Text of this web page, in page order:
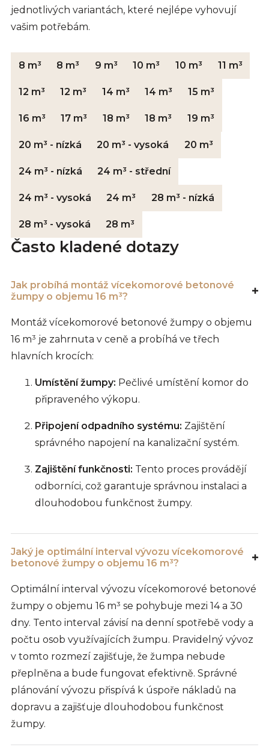
jednotlivých variantách, které nejlépe vyhovují
vašim potřebám.
8 m³ 8 m³ 9 m³ 10 m³ 10 m³ 11 m³
12 m³ 12 m³ 14 m³ 14 m³ 15 m³
16 m³ 17 m³ 18 m³ 18 m³ 19 m³
20 m³ - nízká 20 m³ - vysoká 20 m³
24 m³ - nízká 24 m³ - střední
24 m³ - vysoká 24 m³ 28 m³ - nízká
28 m³ - vysoká 28 m³
Často kladené dotazy
Jak probíhá montáž vícekomorové betonové
žumpy o objemu 16 m³?
Montáž vícekomorové betonové žumpy o objemu
16 m³ je zahrnuta v ceně a probíhá ve třech
hlavních krocích:
Umístění žumpy: Pečlivé umístění komor do
připraveného výkopu.
Připojení odpadního systému: Zajištění
správného napojení na kanalizační systém.
Zajištění funkčnosti: Tento proces provádějí
odborníci, což garantuje správnou instalaci a
dlouhodobou funkčnost žumpy.
Jaký je optimální interval vývozu vícekomorové
betonové žumpy o objemu 16 m³?
Optimální interval vývozu vícekomorové betonové
žumpy o objemu 16 m³ se pohybuje mezi 14 a 30
dny. Tento interval závisí na denní spotřebě vody a
počtu osob využívajících žumpu. Pravidelný vývoz
v tomto rozmezí zajišťuje, že žumpa nebude
přeplněna a bude fungovat efektivně. Správné
plánování vývozu přispívá k úspoře nákladů na
dopravu a zajišťuje dlouhodobou funkčnost
žumpy.